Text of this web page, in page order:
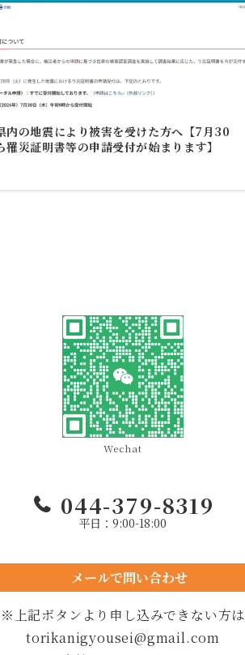
内の地震により被害を受けた方へ【7月30
罹災証明書等の申請受付が始まります】
Wechat
044-379-8319
平日：9:00-18:00
メールで問い合わせ
※上記ボタンより申し込みできない方は
torikanigyousei@gmail.com